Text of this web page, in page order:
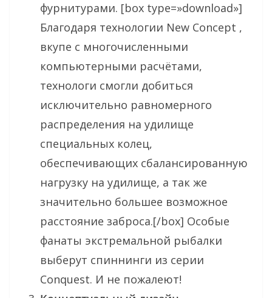
фурнитурами. [box type=»download»]
Благодаря технологии New Concept ,
вкупе с многочисленными
компьютерными расчётами,
технологи смогли добиться
исключительно равномерного
распределения на удилище
специальных колец,
обеспечивающих сбалансированную
нагрузку на удилище, а так же
значительно большее возможное
расстояние заброса.[/box] Особые
фанаты экстремальной рыбалки
выберут спиннинги из серии
Conquest. И не пожалеют!